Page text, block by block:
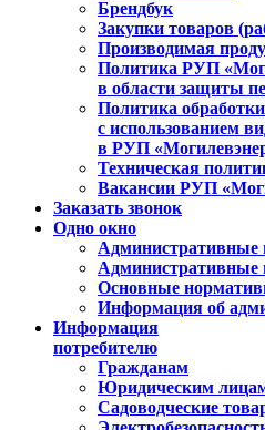
Брендбук
Закупки товаров
Производимая
Политика РУП
в области защиты
Политика
с использованием
в РУП
Техническая
Вакансии РУП
Заказать звонок
Одно окно
Административные
Основные
Информация об
Информация
потребителю
Гражданам
Юридическим
Садоводческие